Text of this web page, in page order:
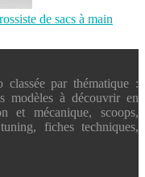
de sacs à main
par thématique :
modèles à découvrir en
et mécanique, scoops,
fiches techniques,